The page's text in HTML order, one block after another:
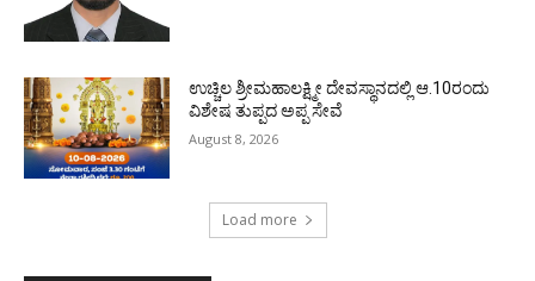
ಉಚ್ಚಿಲ ಶ್ರೀಮಹಾಲಕ್ಷ್ಮೀ ದೇವಸ್ಥಾನದಲ್ಲಿ ಆ.10ರಂದು
ವಿಶೇಷ ತುಪ್ಪದ ಅಪ್ಪ ಸೇವೆ
August 8, 2026
Load more